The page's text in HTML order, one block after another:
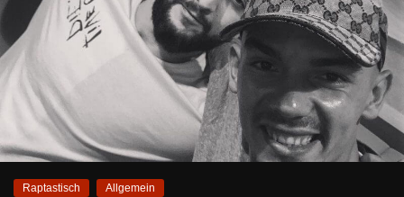
Raptastisch Allgemein